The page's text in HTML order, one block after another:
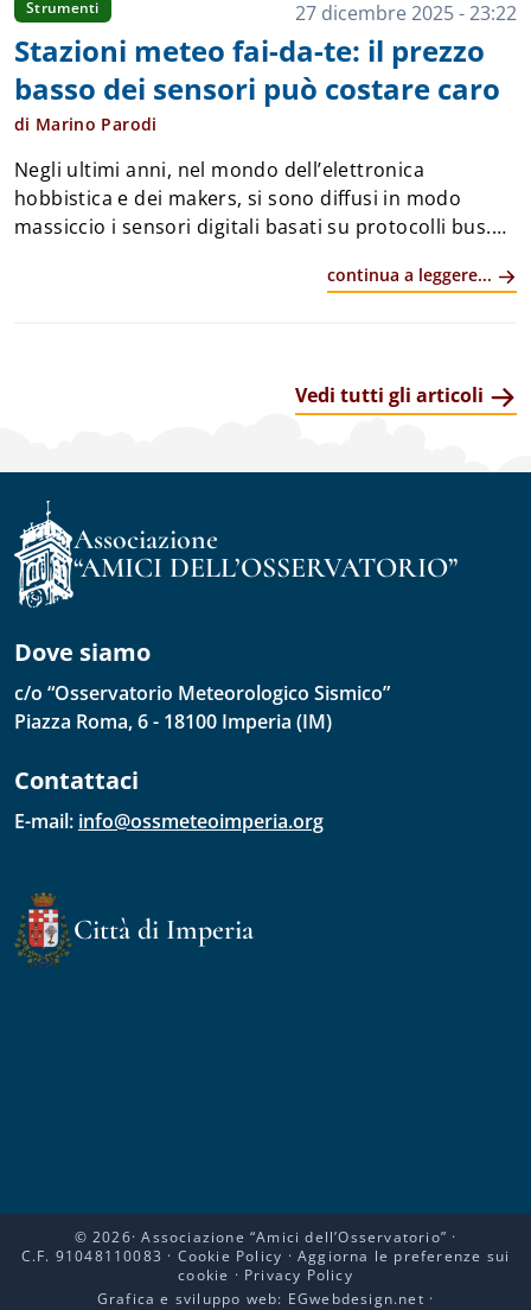
Strumenti 27 dicembre 2025 - 23:22
Stazioni meteo fai-da-te: il prezzo
basso dei sensori può costare caro
di Marino Parodi
Negli ultimi anni, nel mondo dell’elettronica
hobbistica e dei makers, si sono diffusi in modo
massiccio i sensori digitali basati su protocolli bus.
si sono distinti per la facilità d&r...continua a leggere...
Vedi tutti gli articoli
Associazione
“AMICI DELL’OSSERVATORIO”
Dove siamo
c/o “Osservatorio Meteorologico Sismico”
Piazza Roma, 6 - 18100 Imperia (IM)
Contattaci
E-mail: info@ossmeteoimperia.org
Città di Imperia
©2026· Associazione “Amici dell’Osservatorio” ·
C.F. 91048110083 · Cookie Policy · Aggiorna le preferenze sui
cookie · Privacy Policy
Grafica e sviluppo web: EGwebdesign.net ·